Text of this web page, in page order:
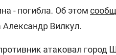
- погибла. Об этом
Вилкул.
атаковал город